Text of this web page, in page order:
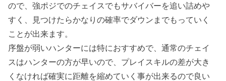
ので、強ポジでのチェイスでもサバイバーを追い詰めや
すく、見つけたらかなりの確率でダウンまでもっていく
ことが出来ます。
序盤が弱いハンターには特におすすめで、通常のチェイ
スはハンターの方が早いので、プレイスキルの差が大き
くなければ確実に距離を縮めていく事が出来るので良い